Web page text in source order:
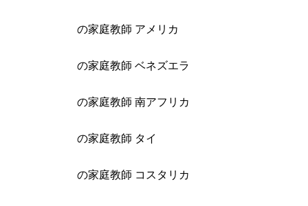
の家庭教師 アメリカ
の家庭教師 ベネズエラ
の家庭教師 南アフリカ
の家庭教師 タイ
の家庭教師 コスタリカ